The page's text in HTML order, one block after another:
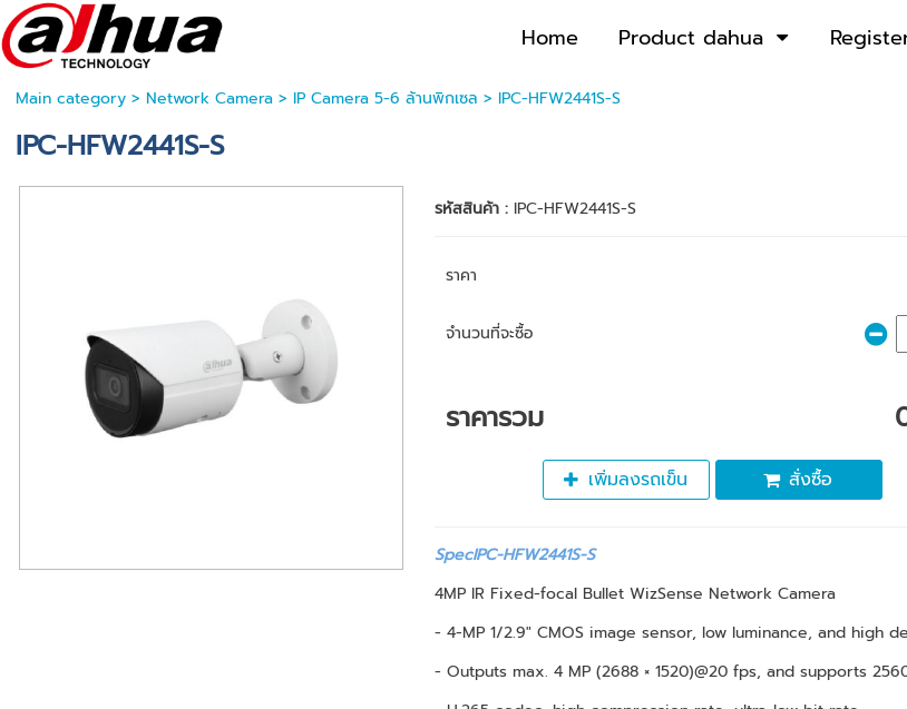
Home Product dahua
Main category> Network Camera> IP Camera 5-6 ล้านพิกเซล > IPC-HFW2441S-S
IPC-HFW2441S-S
รหัสสินค้า : IPC-HFW2441S-S
ราคา
จำนวนที่จะซื้อ
ราคารวม
เพิ่มลงรถเข็น สั่งซื้อ
SpecIPC-HFW2441S-S
4MP IR Fixed-focal Bullet WizSense Network Camera
- 4-MP 1/2.9" CMOS image sensor, low luminance, and high
- Outputs max. 4 MP (2688 × 1520)@20 fps, and supports